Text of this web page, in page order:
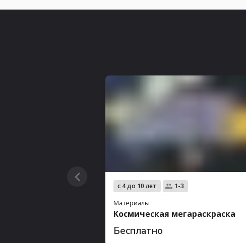
с 4 до 10 лет 1-3
Материалы
Космическая мегараскраска
Бесплатно